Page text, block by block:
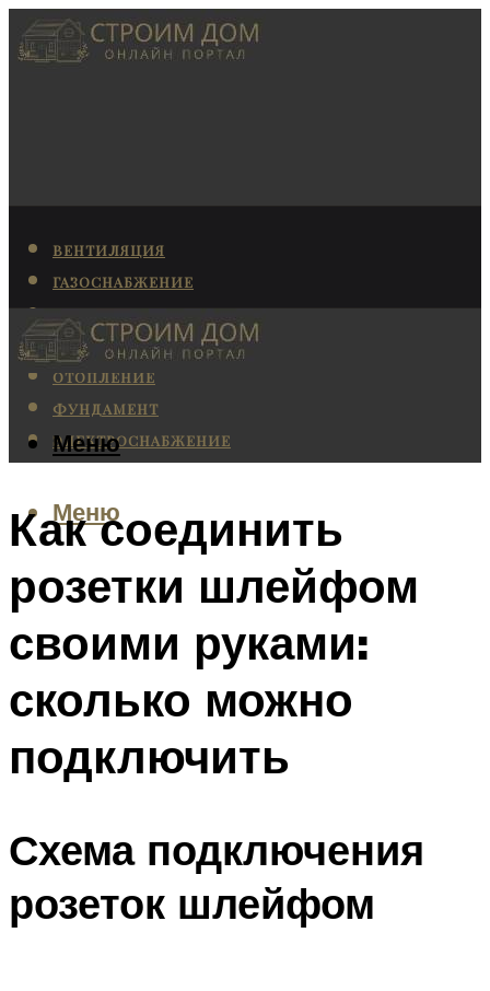
ВЕНТИЛЯЦИЯ
ГАЗОСНАБЖЕНИЕ
КАНАЛИЗАЦИЯ
КОНДИЦИОНИРОВАНИЕ
ОТОПЛЕНИЕ
ФУНДАМЕНТ
ЭЛЕКТРОСНАБЖЕНИЕ
Меню
Меню
Как соединить
розетки шлейфом
своими руками:
сколько можно
подключить
Схема подключения
розеток шлейфом